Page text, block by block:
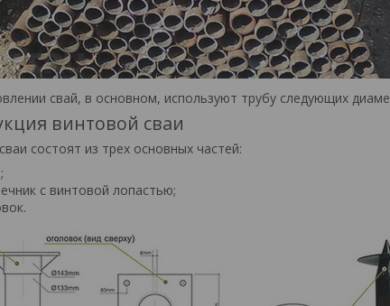
свай, в основном, используют трубу следующих
винтовой сваи
состоят из трех основных частей:
с винтовой лопастью;